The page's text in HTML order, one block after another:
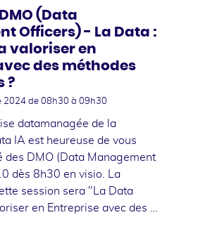
(Data
Officers) - La Data :
valoriser en
des méthodes
?
2024 de 08h30 à 09h30
datamanagée de la
IA est heureuse de vous
des DMO (Data Management
dès 8h30 en visio. La
session sera "La Data
en Entreprise avec des …